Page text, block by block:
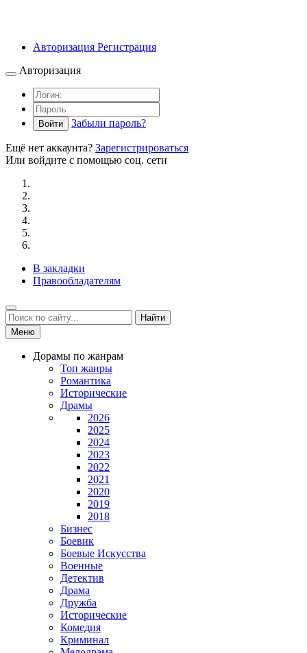
Авторизация Регистрация
Авторизация
Войти Забыли пароль?
Ещё нет аккаунта? Зарегистрироваться
Или войдите с помощью соц. сети
В закладки
Правообладателям
Найти
Меню
Дорамы по жанрам
Топ жанры
Романтика
Исторические
Драмы
2026
2025
2024
2023
2022
2021
2020
2019
2018
Бизнес
Боевик
Боевые Искусства
Военные
Детектив
Драма
Дружба
Исторические
Комедия
Криминал